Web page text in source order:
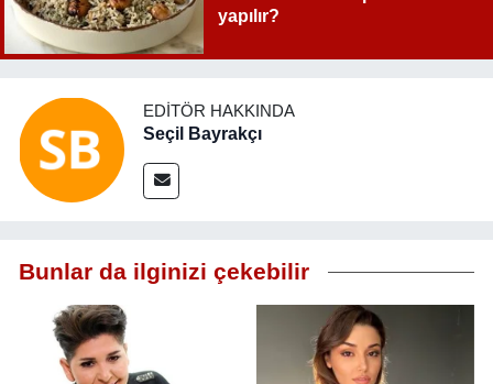
yapılır?
EDITÖR HAKKINDA
Seçil Bayrakçı
Bunlar da ilginizi çekebilir